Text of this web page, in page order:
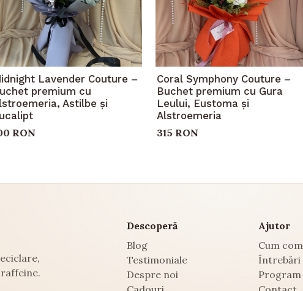
Lavender Couture –
premium cu
Astilbe și
RON
Coral Symphony Couture –
Buchet premium cu Gura
Leului, Eustoma și
Alstroemeria
315 RON
Descoperă
Blog
Testimoniale
Despre noi
Ajutor
Cum
Întrebări